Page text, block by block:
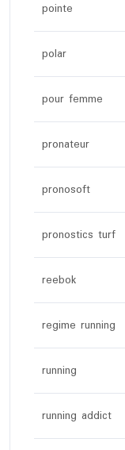
pointe
polar
pour femme
pronateur
pronosoft
pronostics turf
reebok
regime running
running
running addict